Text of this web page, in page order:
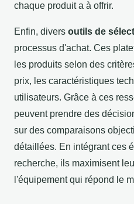
chaque produit a à offrir.
Enfin, divers outils de
processus d'achat. Ces
les produits selon des
prix, les caractéristiques
utilisateurs. Grâce à ces
peuvent prendre des
sur des comparaisons
détaillées. En intégrant ces
recherche, ils maximisent
l'équipement qui répond le